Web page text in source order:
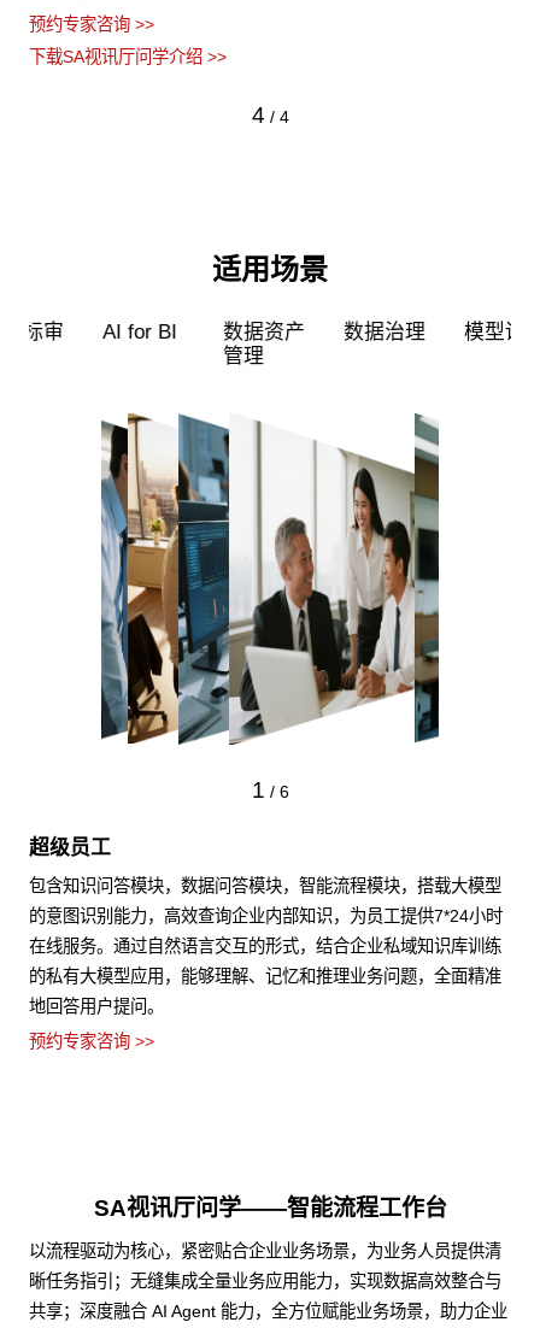
预约专家咨询 >>
下载SA视讯厅问学介绍 >>
4 / 4
适用场景
超级员工 智能标审 AI for BI
数据资产
1 / 6
超级员工
包含知识问答模块，数据问答模块，智能流程模块，搭载大模型
的意图识别能力，高效查询企业内部知识，为员工提供7*24小时
在线服务。通过自然语言交互的形式，结合企业私域知识库训练
的私有大模型应用，能够理解、记忆和推理业务问题，全面精准
地回答用户提问。
预约专家咨询 >>
SA视讯厅问学——智能流程工作台
以流程驱动为核心，紧密贴合企业业务场景，为业务人员提供清
晰任务指引；无缝集成全量业务应用能力，实现数据高效整合与
共享；深度融合 AI Agent 能力，全方位赋能业务场景，助力企业